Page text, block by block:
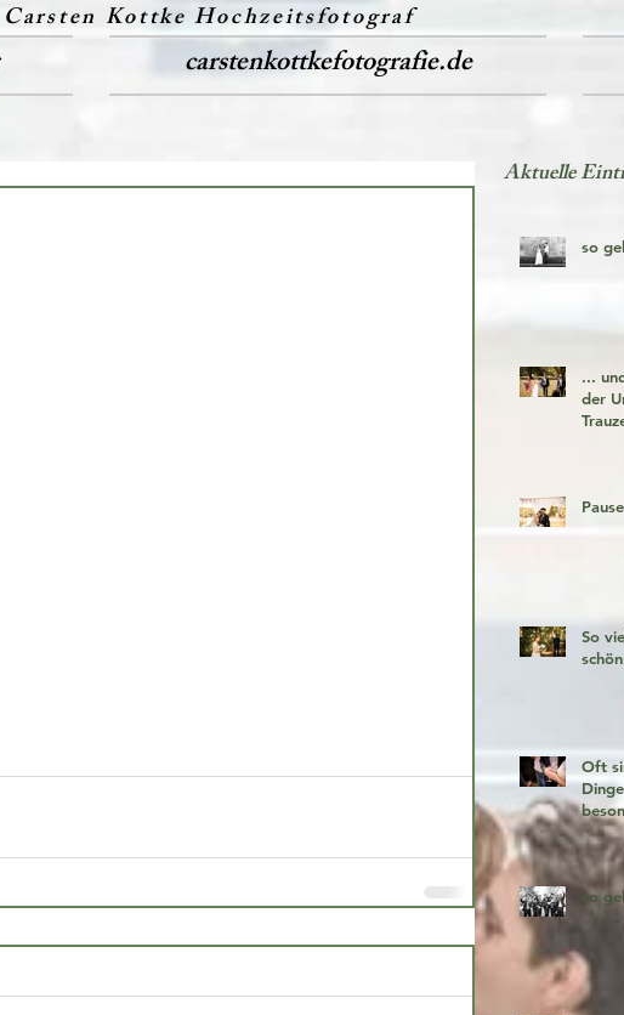
Carsten Kottke Hochzeitsfotograf
carstenkottkefotografie.de
Aktuelle
so
...
der
So
Oft
so